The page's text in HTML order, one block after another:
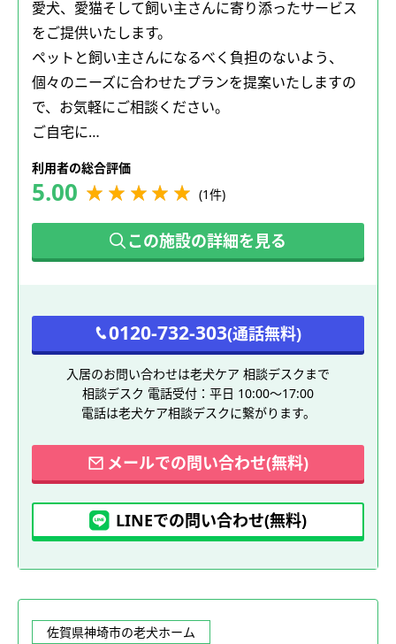
愛犬、愛猫そして飼い主さんに寄り添ったサービス
をご提供いたします。
ペットと飼い主さんになるべく負担のないよう、
個々のニーズに合わせたプランを提案いたしますの
で、お気軽にご相談ください。
ご自宅に…
利用者の総合評価
5.00 (1件)
この施設の詳細を見る
0120-732-303(通話無料)
入居のお問い合わせは老犬ケア 相談デスクまで
相談デスク 電話受付：平日 10:00～17:00
電話は老犬ケア相談デスクに繋がります。
メールでの問い合わせ(無料)
LINEでの問い合わせ(無料)
佐賀県神埼市の老犬ホーム